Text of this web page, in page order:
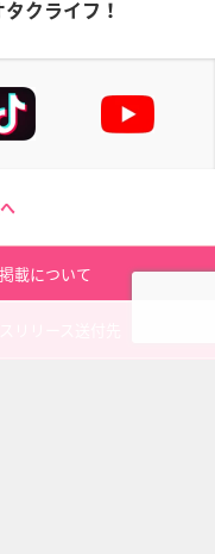
クライフ！
載について